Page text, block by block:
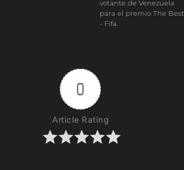
votante de Venezuela
para el premio The Best
- Fifa.
0
Article Rating